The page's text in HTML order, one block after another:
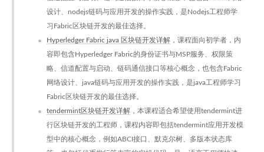
设计、nodejs链码与应用开发的操作实践，是Nodejs工程师学
习Fabric区块链开发的最佳选择。
Hyperledger Fabric java 区块链开发详解 ，课程面向初学者，内
容即包含Hyperledger Fabric的身份证书与MSP服务、权限策
略、信道配置与启动、链码通信接口等核心概念，也包含Fabric
网络设计、java链码与应用开发的操作实践，是java工程师学习
Fabric区块链开发的最佳选择。
tendermint区块链开发详解 ，本课程适合希望使用tendermint进
行区块链开发的工程师，课程内容即包括tendermint应用开发模
型中的核心概念，例如ABCI接口、默克尔树、多版本状态库